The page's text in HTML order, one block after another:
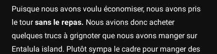
Puisque nous avons voulu économiser, nous avons pris
le toursans le repas. Nous avions donc acheter
quelques trucs à grignoter que nous avons manger sur
Entalula island. Plutôt sympa le cadre pour manger des